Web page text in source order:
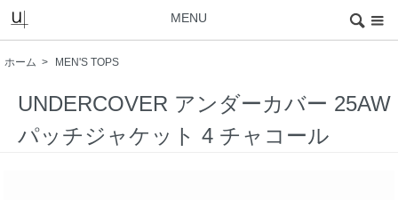
MENU
ホーム > MEN'S TOPS
UNDERCOVER アンダーカバー 25AW
パッチジャケット 4 チャコール